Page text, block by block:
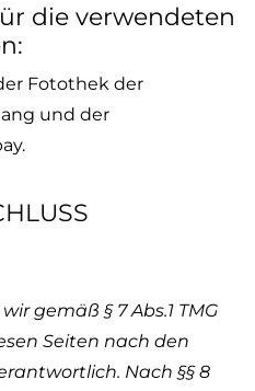
die verwendeten
Fotothek der
und der
gemäß § 7 Abs.1 TMG
Seiten nach den
Nach §§ 8